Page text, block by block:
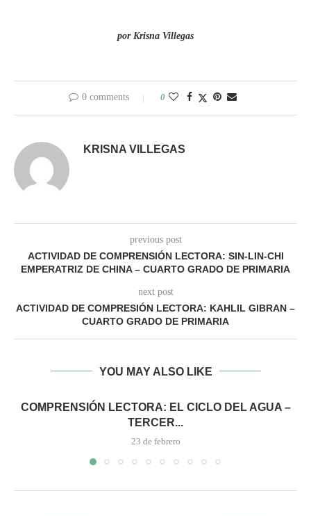
por Krisna Villegas
0 comments 0
KRISNA VILLEGAS
previous post
ACTIVIDAD DE COMPRENSIÓN LECTORA: SIN-LIN-CHI
EMPERATRIZ DE CHINA – CUARTO GRADO DE PRIMARIA
next post
ACTIVIDAD DE COMPRESIÓN LECTORA: KAHLIL GIBRAN –
CUARTO GRADO DE PRIMARIA
YOU MAY ALSO LIKE
COMPRENSIÓN LECTORA: EL CICLO DEL AGUA –
TERCER...
23 de febrero